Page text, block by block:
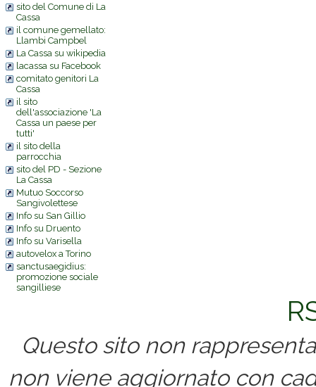
sito del Comune di La
Cassa
il comune gemellato:
Llambi Campbel
La Cassa su wikipedia
lacassa su Facebook
comitato genitori La
Cassa
il sito
dell'associazione 'La
Cassa un paese per
tutti'
il sito della
parrocchia
sito del PD - Sezione
La Cassa
Mutuo Soccorso
Sangivolettese
Info su San Gillio
Info su Druento
Info su Varisella
autovelox a Torino
sanctusaegidius:
promozione sociale
sangilliese
Questo sito non
non viene aggiornato con